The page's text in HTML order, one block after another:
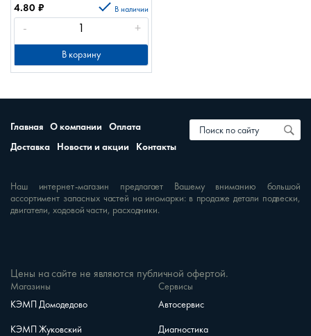
4.80 ₽ В наличии
- +
В корзину
Главная О компании
Оплата
Доставка
Новости и акции Контакты
Магазины
КЭМП Домодедово
КЭМП Жуковский
Сервисы
Автосервис
Диагностика
Наш интернет-магазин предлагает Вашему вниманию большой
ассортимент запасных частей на иномарки: в продаже детали подвески,
двигатели, ходовой части, расходники.
Цены на сайте не являются публичной офертой.